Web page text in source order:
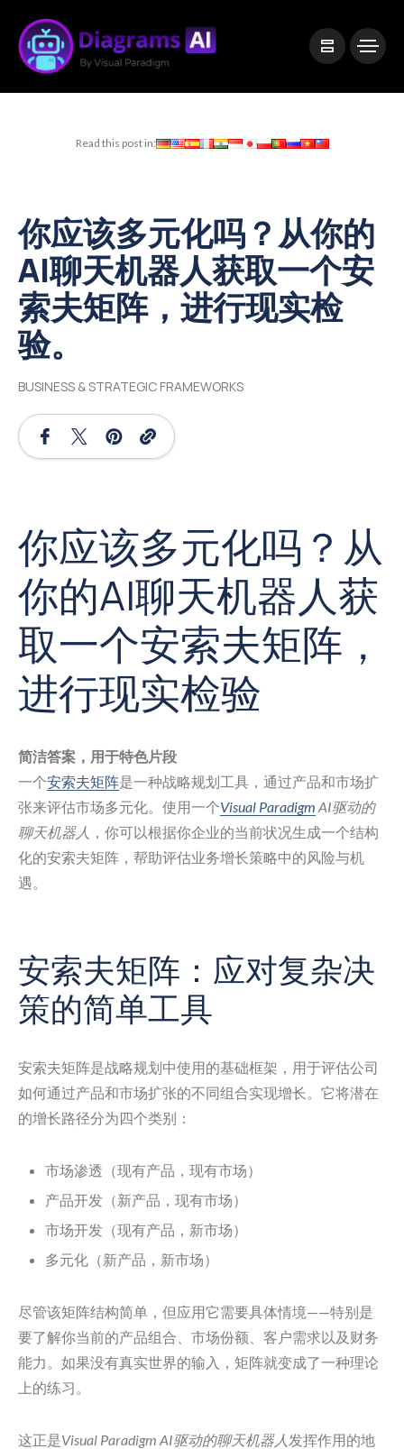
Read this post in:
你应该多元化吗？从你的
AI聊天机器人获取一个安
索夫矩阵，进行现实检
验。
BUSINESS & STRATEGIC FRAMEWORKS
你应该多元化吗？从
你的AI聊天机器人获
取一个安索夫矩阵，
进行现实检验
简洁答案，用于特色片段
一个安索夫矩阵是一种战略规划工具，通过产品和市场扩
张来评估市场多元化。使用一个Visual Paradigm AI驱动的
聊天机器人 ，你可以根据你企业的当前状况生成一个结构
化的安索夫矩阵，帮助评估业务增长策略中的风险与机
遇。
安索夫矩阵：应对复杂决
策的简单工具
安索夫矩阵是战略规划中使用的基础框架，用于评估公司
如何通过产品和市场扩张的不同组合实现增长。它将潜在
的增长路径分为四个类别：
市场渗透（现有产品，现有市场）
产品开发（新产品，现有市场）
市场开发（现有产品，新市场）
多元化（新产品，新市场）
尽管该矩阵结构简单，但应用它需要具体情境——特别是
要了解你当前的产品组合、市场份额、客户需求以及财务
能力。如果没有真实世界的输入，矩阵就变成了一种理论
上的练习。
这正是Visual Paradigm AI驱动的聊天机器人 发挥作用的地